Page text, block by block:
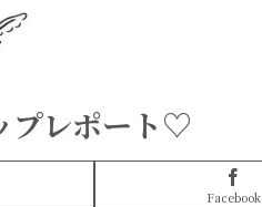
プレポート♡
Facebook